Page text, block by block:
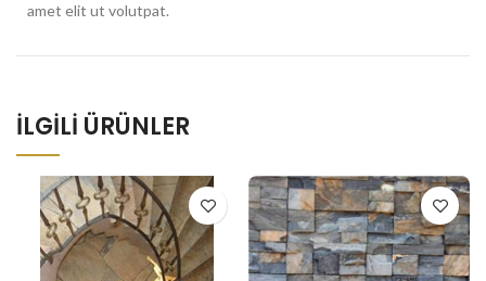
amet elit ut volutpat.
İLGILI ÜRÜNLER